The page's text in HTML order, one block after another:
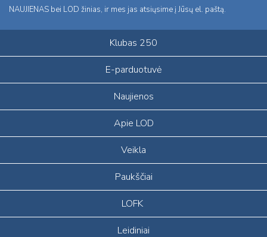
NAUJIENAS bei LOD žinias, ir mes jas atsiųsime į Jūsų el. paštą.
Klubas 250
E-parduotuvė
Naujienos
Apie LOD
Veikla
Paukščiai
LOFK
Leidiniai